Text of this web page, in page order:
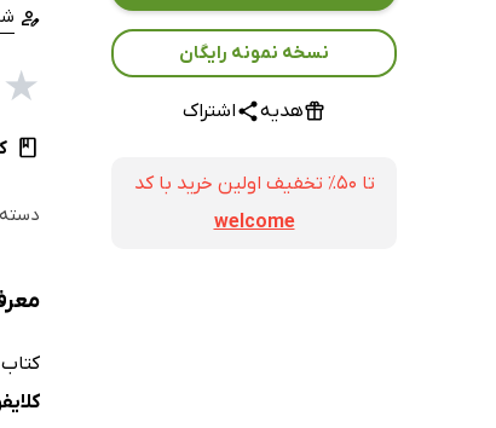
نسخه نمونه رایگان
هدیه اشتراک
تا ۵۰٪ تخفیف اولین خرید با کد
welcome
★
معرفی
کتاب